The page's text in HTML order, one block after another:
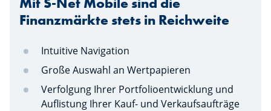
Finanzmärkte stets in Reichweite
Intuitive Navigation
Große Auswahl an Wertpapieren
Verfolgung Ihrer Portfolioentwicklung und
Auflistung Ihrer Kauf- und Verkaufsaufträge